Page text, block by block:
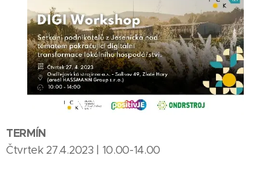
TERMÍN
Čtvrtek 27.4.2023 | 10.00-14.00